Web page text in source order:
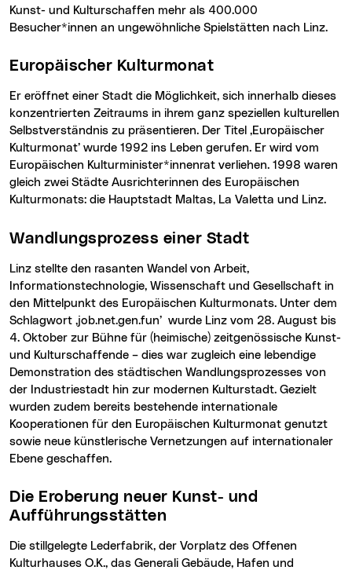
Kunst- und Kulturschaffen mehr als 400.000
Besucher*innen an ungewöhnliche Spielstätten nach Linz.
Europäischer Kulturmonat
Er eröffnet einer Stadt die Möglichkeit, sich innerhalb dieses
konzentrierten Zeitraums in ihrem ganz speziellen kulturellen
Selbstverständnis zu präsentieren. Der Titel ‚Europäischer
Kulturmonat’ wurde 1992 ins Leben gerufen. Er wird vom
Europäischen Kulturminister*innenrat verliehen. 1998 waren
gleich zwei Städte Ausrichterinnen des Europäischen
Kulturmonats: die Hauptstadt Maltas, La Valetta und Linz.
Wandlungsprozess einer Stadt
Linz stellte den rasanten Wandel von Arbeit,
Informationstechnologie, Wissenschaft und Gesellschaft in
den Mittelpunkt des Europäischen Kulturmonats. Unter dem
Schlagwort ‚job.net.gen.fun’ wurde Linz vom 28. August bis
4. Oktober zur Bühne für (heimische) zeitgenössische Kunst-
und Kulturschaffende – dies war zugleich eine lebendige
Demonstration des städtischen Wandlungsprozesses von
der Industriestadt hin zur modernen Kulturstadt. Gezielt
wurden zudem bereits bestehende internationale
Kooperationen für den Europäischen Kulturmonat genutzt
sowie neue künstlerische Vernetzungen auf internationaler
Ebene geschaffen.
Die Eroberung neuer Kunst- und
Aufführungsstätten
Die stillgelegte Lederfabrik, der Vorplatz des Offenen
Kulturhauses O.K., das Generali Gebäude, Hafen und